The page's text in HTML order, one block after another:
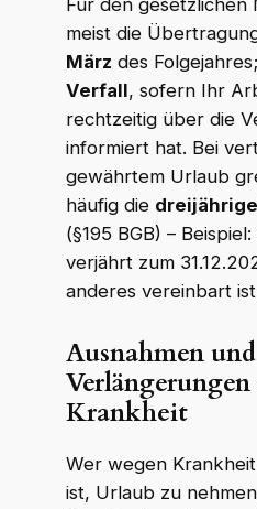
Für den gesetzlichen
meist die
März des
Verfall, sofern Ihr
rechtzeitig über die
informiert hat. Bei
gewährtem Urlaub
häufig die
(§195 BGB) –
verjährt zum
anderes vereinbart
Ausnahmen und
Krankheit
Wer wegen
ist, Urlaub zu